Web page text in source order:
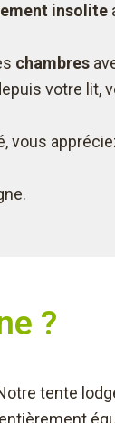
insolite
chambres
votre lit,
vous
?
tente